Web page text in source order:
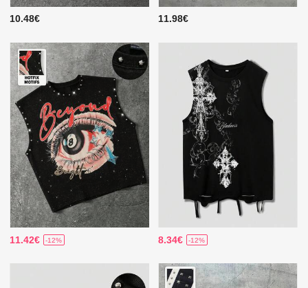
10.48€ 11.98€
11.42€ -12% 8.34€ -12%